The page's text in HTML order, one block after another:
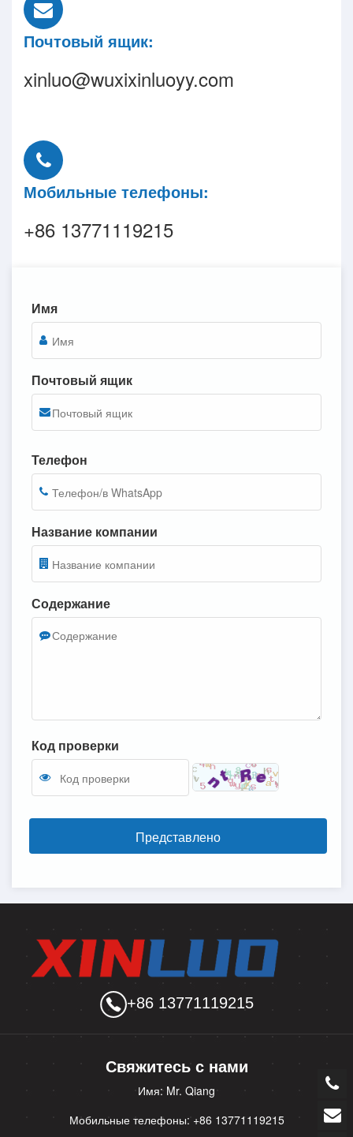
Почтовый ящик:
xinluo@wuxixinluoyy.com
Мобильные телефоны:
+86 13771119215
Имя
Почтовый ящик
Телефон
Название компании
Содержание
Код проверки
Представлено
+86 13771119215
Свяжитесь с нами
Имя: Mr. Qiang
Мобильные телефоны: +86 13771119215